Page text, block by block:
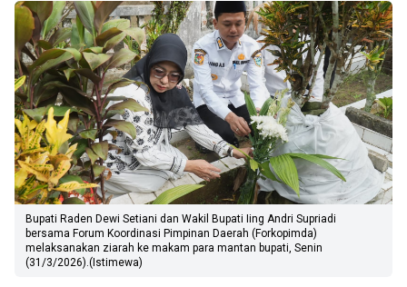
Bupati Raden Dewi Setiani dan Wakil Bupati Iing Andri Supriadi
bersama Forum Koordinasi Pimpinan Daerah (Forkopimda)
melaksanakan ziarah ke makam para mantan bupati, Senin
(31/3/2026).(Istimewa)